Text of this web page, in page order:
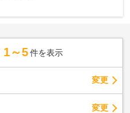
1～5 件を表示
変更
変更